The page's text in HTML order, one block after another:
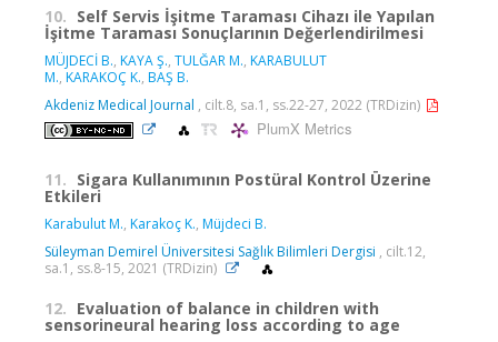
10. Self Servis İşitme Taraması Cihazı ile Yapılan
İşitme Taraması Sonuçlarının Değerlendirilmesi
MÜJDECİ B., KAYA Ş., TULĞAR M., KARABULUT
M., KARAKOÇ K., BAŞ B.
Akdeniz Medical Journal , cilt.8, sa.1, ss.22-27, 2022 (TRDizin)
PlumX Metrics
11. Sigara Kullanımının Postüral Kontrol Üzerine
Etkileri
Karabulut M., Karakoç K., Müjdeci B.
Süleyman Demirel Üniversitesi Sağlık Bilimleri Dergisi , cilt.12,
sa.1, ss.8-15, 2021 (TRDizin)
12. Evaluation of balance in children with
sensorineural hearing loss according to age